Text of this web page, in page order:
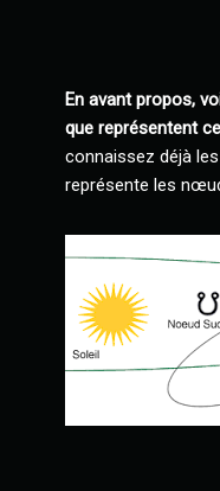
En avant propos,
que représentent
connaissez déjà
représente les